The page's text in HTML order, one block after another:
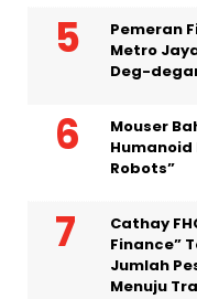
Pemeran
Metro
Deg-
Mouser
Humanoid
Robots”
Cathay
Finance”
Jumlah
Menuju